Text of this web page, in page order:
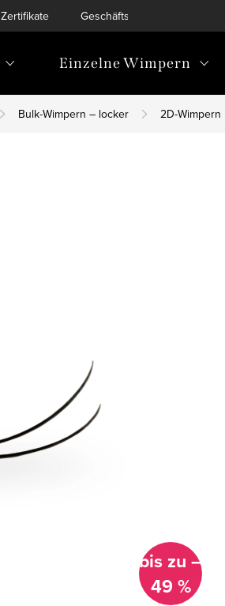
Zertifikate Geschäftsbedingungen
Einzelne Wimpern
Bulk-Wimpern – locker 2D-Wimpern
bis zu –
49 %